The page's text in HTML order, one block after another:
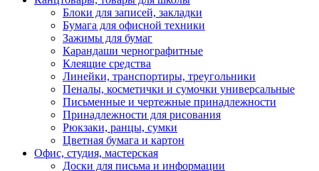
Блоки для записей, закладки
Бумага для офисной техники
Зажимы для бумаг
Карандаши чернографитные
Клеящие средства
Линейки, транспортиры, треугольники
Пеналы, косметички и сумочки универсальные
Письменные и чертежные принадлежности
Принадлежности для рисования
Рюкзаки, ранцы, сумки
Цветная бумага и картон
Офис, студия, мастерская
Доски для письма и информации